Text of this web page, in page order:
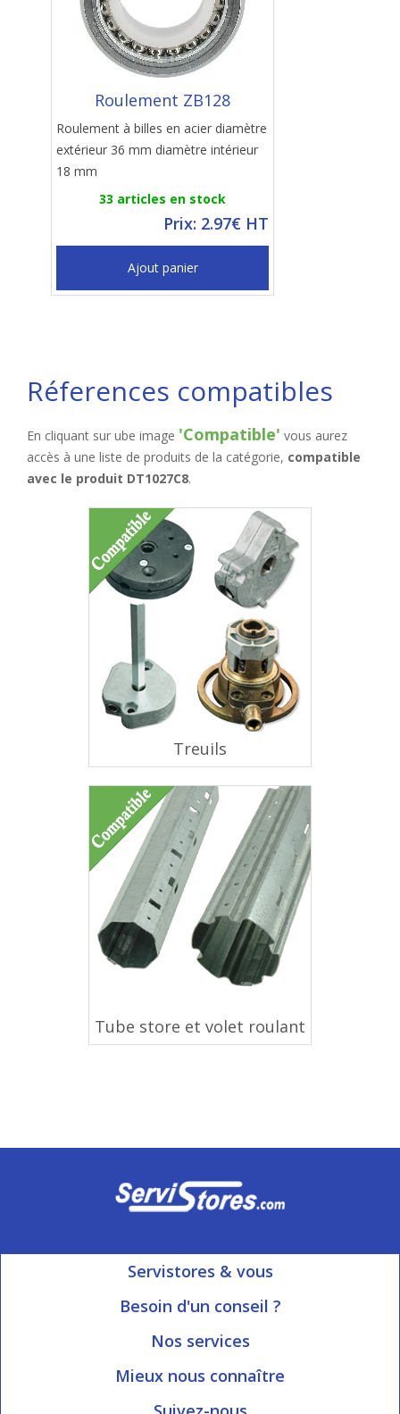
Roulement ZB128
Roulement à billes en acier diamètre
extérieur 36 mm diamètre intérieur
18 mm
33 articles en stock
Prix: 2.97€ HT
Ajout panier
Réferences compatibles
En cliquant sur ube image 'Compatible' vous aurez
accès à une liste de produits de la catégorie, compatible
avec le produit DT1027C8.
Treuils
Tube store et volet roulant
Servistores & vous
Mon compte
Besoin d'un conseil ?
Ouvert du Lundi au Vendredi
Nos services
Informations livraison
Blog Servistores
Mieux nous connaître
Qui sommes-nous?